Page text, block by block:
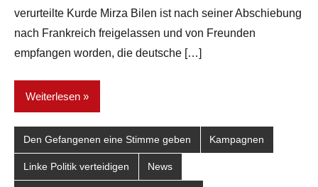
verurteilte Kurde Mirza Bilen ist nach seiner Abschiebung
nach Frankreich freigelassen und von Freunden
empfangen worden, die deutsche […]
Weiterlesen
Den Gefangenen eine Stimme geben Kampagnen
Linke Politik verteidigen News